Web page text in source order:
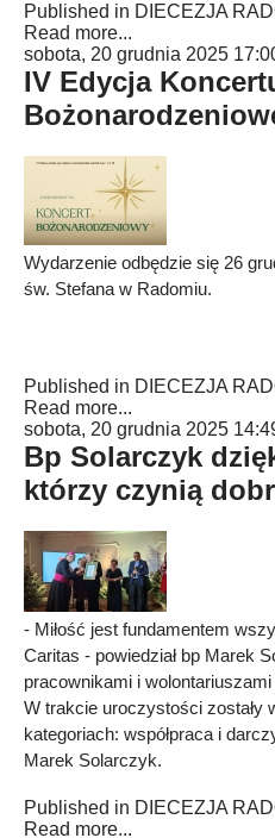
Published in DIECEZJA
Read more...
sobota, 20 grudnia 2025
IV Edycja
Wydarzenie odbędzie się 26
św. Stefana w Radomiu.
Published in DIECEZJA
Read more...
sobota, 20 grudnia 2025
Bp Solarczyk
którzy czynią
- Miłość jest fundamentem
Caritas - powiedział bp Marek
pracownikami i
W trakcie uroczystości zostały
kategoriach: współpraca i
Marek Solarczyk.
Published in DIECEZJA
Read more...